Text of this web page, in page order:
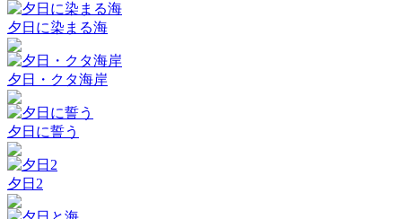
夕日に染まる海
夕日・クタ海岸
夕日に誓う
夕日2